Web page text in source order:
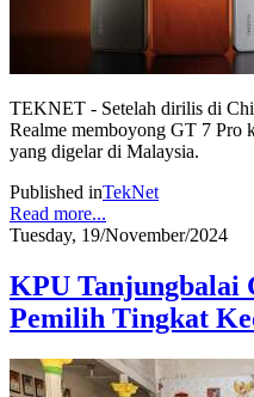
TEKNET - Setelah dirilis di
Realme memboyong GT 7 Pro
yang digelar di Malaysia.
Published inTekNet
Read more...
Tuesday, 19/November/2024
KPU Tanjungbalai
Pemilih Tingkat